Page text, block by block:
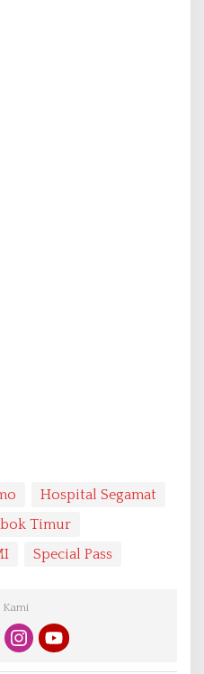
Hospital Segamat
Timur
Special Pass